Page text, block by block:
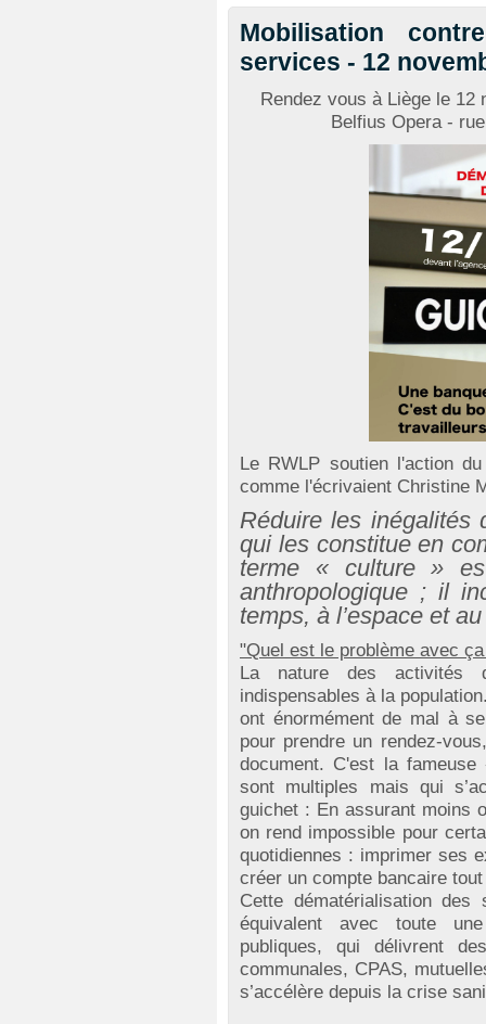
Mobilisation
services - 12
Rendez vous à Liège le 12
Belfius Opera -
Le RWLP soutien l'action
comme l'écrivaient
Réduire les inégalités
qui les constitue en
terme « culture »
anthropologique ; il
temps, à l’espace et
"Quel est le problème avec
La nature des activités
indispensables à la
ont énormément de mal à
pour prendre un rendez-
document. C'est la
sont multiples mais qui
guichet : En assurant moins
on rend impossible pour
quotidiennes : imprimer ses
créer un compte bancaire
Cette dématérialisation
équivalent avec toute
publiques, qui délivrent
communales, CPAS,
s’accélère depuis la crise